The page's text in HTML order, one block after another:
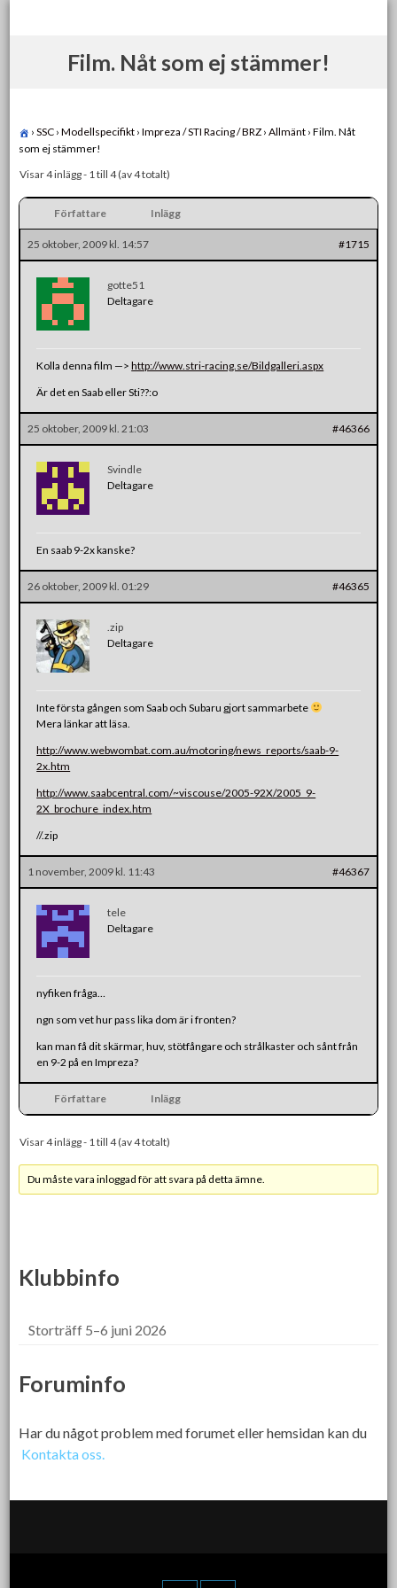
Film. Nåt som ej stämmer!
› SSC › Modellspecifikt › Impreza / STI Racing / BRZ › Allmänt › Film. Nåt
som ej stämmer!
Visar 4 inlägg - 1 till 4 (av 4 totalt)
Författare Inlägg
25 oktober, 2009 kl. 14:57 #1715
gotte51
Deltagare
Kolla denna film —>http://www.stri-racing.se/Bildgalleri.aspx
Är det en Saab eller Sti??:o
25 oktober, 2009 kl. 21:03 #46366
Svindle
Deltagare
En saab 9-2x kanske?
26 oktober, 2009 kl. 01:29 #46365
.zip
Deltagare
Inte första gången som Saab och Subaru gjort sammarbete
Mera länkar att läsa.
http://www.webwombat.com.au/motoring/news_reports/saab-9-
2x.htm
http://www.saabcentral.com/~viscouse/2005-92X/2005_9-
2X_brochure_index.htm
//.zip
1 november, 2009 kl. 11:43 #46367
tele
Deltagare
nyfiken fråga…
ngn som vet hur pass lika dom är i fronten?
kan man få dit skärmar, huv, stötfångare och strålkaster och sånt från
en 9-2 på en Impreza?
Författare Inlägg
Visar 4 inlägg - 1 till 4 (av 4 totalt)
Du måste vara inloggad för att svara på detta ämne.
Klubbinfo
Storträff 5–6 juni 2026
Foruminfo
Har du något problem med forumet eller hemsidan kan du
Kontakta oss.